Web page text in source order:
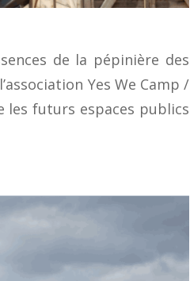
de la pépinière des
Yes We Camp /
futurs espaces publics